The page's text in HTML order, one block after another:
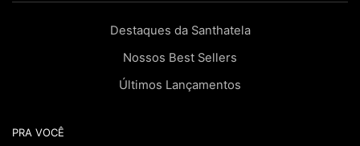
Destaques da Santhatela
Nossos Best Sellers
Últimos Lançamentos
PRA VOCÊ